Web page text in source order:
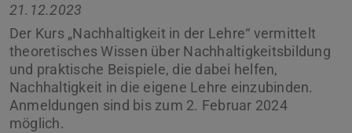
21.12.2023
Der Kurs „Nachhaltigkeit in der Lehre“ vermittelt
theoretisches Wissen über Nachhaltigkeitsbildung
und praktische Beispiele, die dabei helfen,
Nachhaltigkeit in die eigene Lehre einzubinden.
Anmeldungen sind bis zum 2. Februar 2024
möglich.